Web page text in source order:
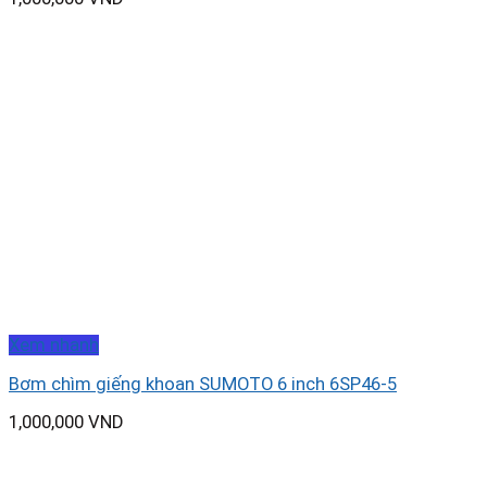
Xem nhanh
Bơm chìm giếng khoan SUMOTO 6 inch 6SP46-5
1,000,000 VND